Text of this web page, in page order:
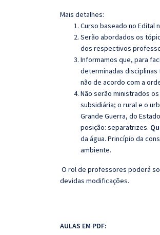
Mais detalhes:
Curso baseado no Edital
Serão abordados os
dos respectivos
Informamos que, para
determinadas
não de acordo com a
Não serão ministrados
subsidiária; o rural e o
Grande Guerra, do
posição: separatrizes.
da água. Princípio da
ambiente.
O rol de professores poderá
devidas modificações.
AULAS EM PDF: